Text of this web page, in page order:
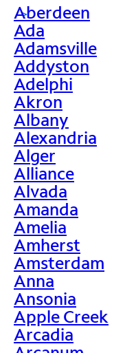
>
Aberdeen
Ada
Adamsville
Addyston
Adelphi
Akron
Albany
Alexandria
Alger
Alliance
Alvada
Amanda
Amelia
Amherst
Amsterdam
Anna
Ansonia
Apple Creek
Arcadia